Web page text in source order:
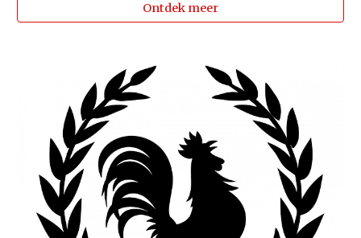
Ontdek meer